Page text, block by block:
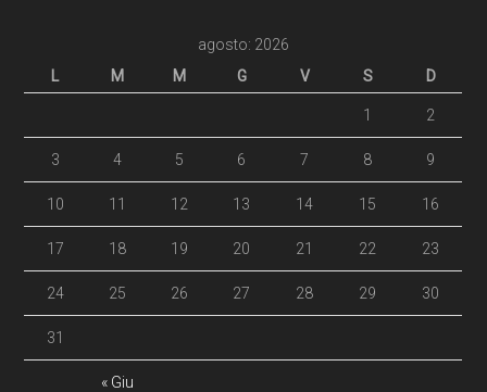
agosto: 2026
L
M M G V S D
« Giu
1 2
3 4 5 6 7 8 9
10 11 12 13 14 15 16
17 18 19 20 21 22 23
24 25 26 27 28 29 30
31